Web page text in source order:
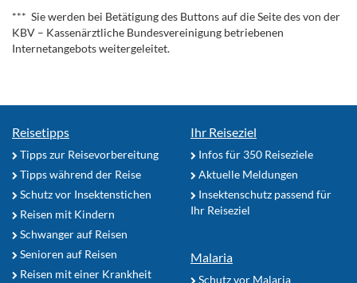
*** Sie werden bei Betätigung des Buttons auf die Seite des von der
KBV – Kassenärztliche Bundesvereinigung betriebenen
Internetangebots weitergeleitet.
Reisetipps
Tipps zur Reisevorbereitung
Tipps während der Reise
Schutz vor Insektenstichen
Reisen mit Kindern
Schwanger auf Reisen
Senioren auf Reisen
Reisen mit einer Krankheit
Ihr Reiseziel
Infos für 350 Reiseziele
Aktuelle Meldungen
Insektenschutz passend für
Ihr Reiseziel
Malaria
Schutz vor Malaria